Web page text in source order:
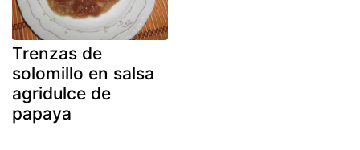
Trenzas de
solomillo en salsa
agridulce de
papaya